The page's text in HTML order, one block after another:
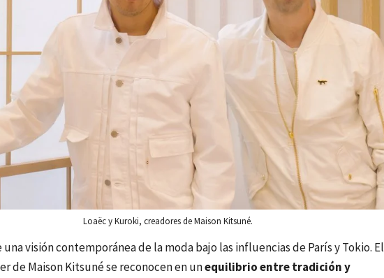
Loaëc y Kuroki, creadores de Maison Kitsuné.
una visión contemporánea de la moda bajo las influencias de París y Tokio. El
de Maison Kitsuné se reconocen en unequilibrio entre tradición y